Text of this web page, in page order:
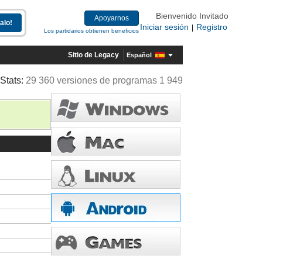
Apoyarnos
Los partidarios obtienen beneficios
Bienvenido Invitado
Iniciar sesión
Registro
Sitio de Legacy Español
Stats: 29 360 versiones de programas 1 949